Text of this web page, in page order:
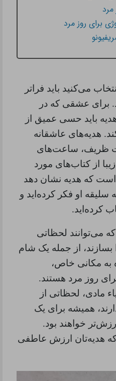
مرد
برای روز مرد
می‌کنید باید فراتر
برای عشقی که در
هدیه باید حسی عمیق از
هدیه‌های عاشقانه
ظریف، ساعت‌های
از کتاب‌های مورد
است که هدیه نشان دهد
او فکر کرده‌اید و
کرده‌اید.
که می‌توانند لحظاتی
از جمله یک شام
به مکانی خاص،
روز مرد هستند.
مادی، لحظاتی از
همیشه برای یک
خواهند بود.
هدیه‌تان ارزش عاطفی